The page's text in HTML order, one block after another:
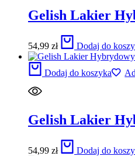
Gelish Lakier
54,99 zł Dodaj do
Dodaj do koszyka
Gelish Lakier
54,99 zł Dodaj do